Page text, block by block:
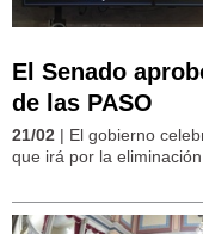
El Senado
de las PASO
21/02 | El gobierno
que irá por la